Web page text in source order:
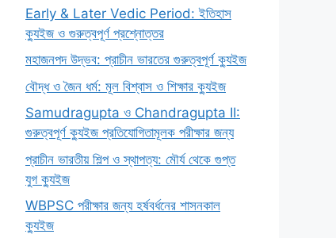
Early & Later Vedic Period: ইতিহাস
ক্যুইজ ও গুরুত্বপূর্ণ প্রশ্নোত্তর
মহাজনপদ উদ্ভব: প্রাচীন ভারতের গুরুত্বপূর্ণ ক্যুইজ
বৌদ্ধ ও জৈন ধর্ম: মূল বিশ্বাস ও শিক্ষার ক্যুইজ
Samudragupta ও Chandragupta II:
গুরুত্বপূর্ণ ক্যুইজ প্রতিযোগিতামূলক পরীক্ষার জন্য
প্রাচীন ভারতীয় শিল্প ও স্থাপত্য: মৌর্য থেকে গুপ্ত
যুগ ক্যুইজ
WBPSC পরীক্ষার জন্য হর্ষবর্ধনের শাসনকাল
ক্যুইজ